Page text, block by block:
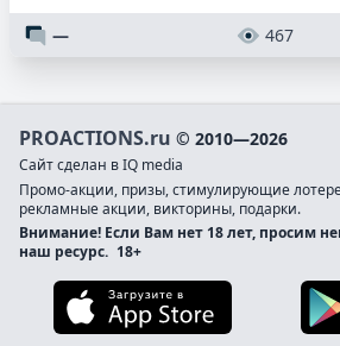
— 467
PROACTIONS.ru © 2010—2026
Сайт сделан в IQ media
Промо-акции, призы, стимулирующие
рекламные акции, викторины, подарки.
Внимание! Если Вам нет 18 лет, просим
наш ресурс. 18+
Загрузите